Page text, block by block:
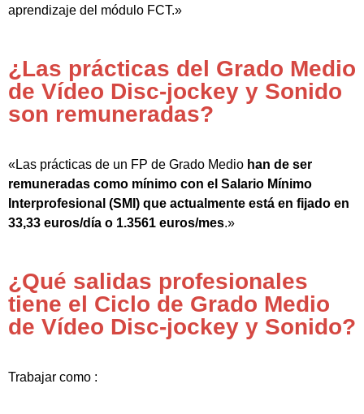
aprendizaje del módulo FCT.»
¿Las prácticas del Grado Medio
de Vídeo Disc-jockey y Sonido
son remuneradas?
«Las prácticas de un FP de Grado Medio han de ser
remuneradas como mínimo con el Salario Mínimo
Interprofesional (SMI) que actualmente está en fijado en
33,33 euros/día o 1.3561 euros/mes.»
¿Qué salidas profesionales
tiene el Ciclo de Grado Medio
de Vídeo Disc-jockey y Sonido?
Trabajar como :